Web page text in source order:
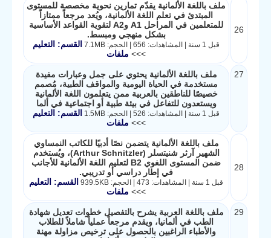
26
ملف باللغة الألمانية يقدّم تمارين نحوية مخصصة للمستوى
المبتدئ في تعلم اللغة الألمانية، ويُعد مرجعاً ممتازاً
للمتعلمين في المراحل A1 وA2 لتقوية القواعد الأساسية
بشكل منهجي ومبسط.
قبل 1 سنة | المشاهدات: 656 | الحجم: 7.1MB
القسم: التعليم
>>> ملفات
27
ملف باللغة الألمانية يحتوي على جمل وعبارات مفيدة
مستخدمة في الحياة اليومية والمواقف الطبية، مُصمم
خصيصًا للناطقين بالعربية ممن يتعلمون اللغة الألمانية
ويستعدون للتفاعل في بيئة طبية أو اجتماعية في ألما
قبل 1 سنة | المشاهدات: 526 | الحجم: 1.5MB
القسم: التعليم
>>> ملفات
28
ملف باللغة الألمانية يتضمن نصًا أدبيًا للكاتب النمساوي
الشهير آرثر شنيتسلر (Arthur Schnitzler)، ويُستخدم
ضمن المستوى اللغوي B2 لتعليم اللغة الألمانية للأجانب
في إطار دراسي أو تدريبي.
قبل 1 سنة | المشاهدات: 473 | الحجم: 939.5KB
القسم: التعليم
>>> ملفات
29
ملف باللغة العربية يشرح بالتفصيل خطوات تعديل شهادة
الطب في ألمانيا، ويقدم مرجعاً عملياً شاملاً للطلاب
والأطباء الراغبين بالحصول على ترخيص مزاولة مهنة